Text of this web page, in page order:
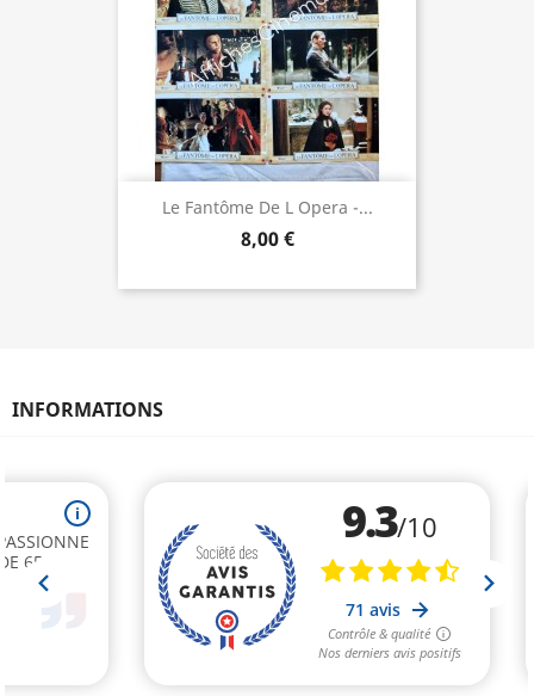
Le Fantôme De L Opera -...
8,00 €
INFORMATIONS